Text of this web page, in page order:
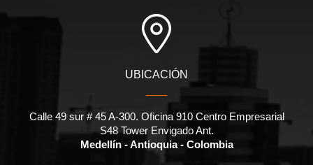
UBICACIÓN
Calle 49 sur # 45 A-300. Oficina 910 Centro Empresarial
S48 Tower Envigado Ant.
Medellín - Antioquia - Colombia